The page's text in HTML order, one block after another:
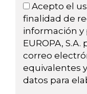
Acepto el
finalidad de
información y
EUROPA,
correo
equivalentes
datos para